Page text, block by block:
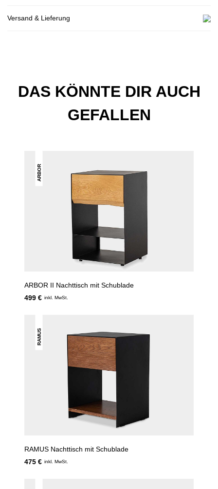
Versand & Lieferung
DAS KÖNNTE DIR AUCH
GEFALLEN
ARBOR
ARBOR II Nachttisch mit Schublade
499 € inkl. MwSt.
RAMUS
RAMUS Nachttisch mit Schublade
475 € inkl. MwSt.